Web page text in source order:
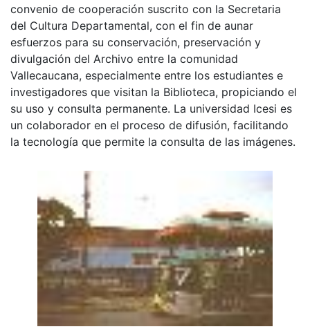
convenio de cooperación suscrito con la Secretaria
del Cultura Departamental, con el fin de aunar
esfuerzos para su conservación, preservación y
divulgación del Archivo entre la comunidad
Vallecaucana, especialmente entre los estudiantes e
investigadores que visitan la Biblioteca, propiciando el
su uso y consulta permanente. La universidad Icesi es
un colaborador en el proceso de difusión, facilitando
la tecnología que permite la consulta de las imágenes.